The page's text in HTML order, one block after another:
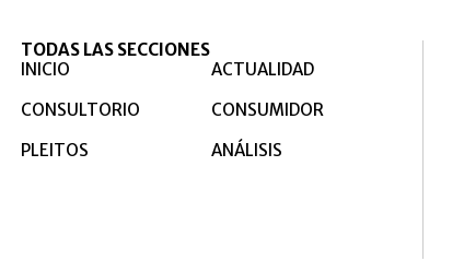
TODAS LAS SECCIONES
INICIO
ACTUALIDAD
CONSULTORIO
CONSUMIDOR
PLEITOS
ANÁLISIS